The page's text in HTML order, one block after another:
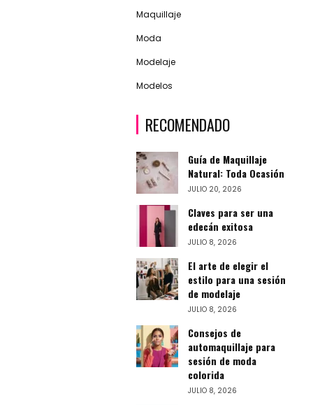
Maquillaje
Moda
Modelaje
Modelos
RECOMENDADO
Guía de Maquillaje
Natural: Toda Ocasión
JULIO 20, 2026
Claves para ser una
edecán exitosa
JULIO 8, 2026
El arte de elegir el
estilo para una sesión
de modelaje
JULIO 8, 2026
Consejos de
automaquillaje para
sesión de moda
colorida
JULIO 8, 2026